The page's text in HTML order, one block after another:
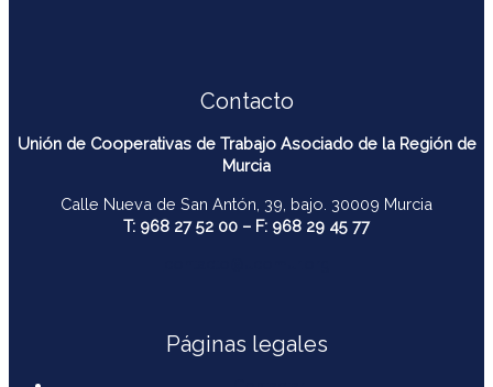
Contacto
Unión de Cooperativas de Trabajo Asociado de la Región de
Murcia
Calle Nueva de San Antón, 39, bajo. 30009 Murcia
T: 968 27 52 00 – F: 968 29 45 77
Páginas legales